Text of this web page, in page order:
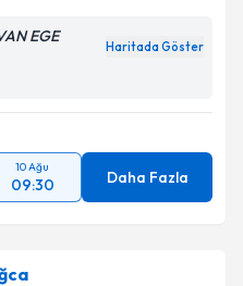
EGE
Haritada Göster
10 Ağu
09:30 Daha Fazla